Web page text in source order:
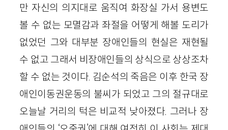
만 자신의 의지대로 움직여 화장실 가서 용변도
볼 수 없는 모멸감과 좌절을 어떻게 해볼 도리가
없었던 그와 대부분 장애인들의 현실은 재현될
수 없고 그래서 비장애인들의 상식으로 상상조차
할 수 없는 것이다. 김순석의 죽음은 이후 한국 장
애인이동권운동의 불씨가 되었고 그의 절규대로
오늘날 거리의 턱은 비교적 낮아졌다. 그러나 장